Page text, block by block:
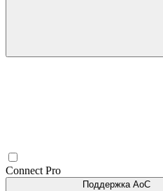
Connect Pro
Поддержка AoC